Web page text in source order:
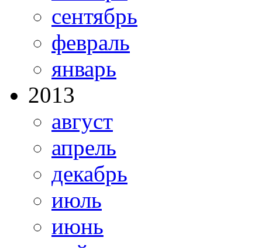
сентябрь
февраль
январь
2013
август
апрель
декабрь
июль
июнь